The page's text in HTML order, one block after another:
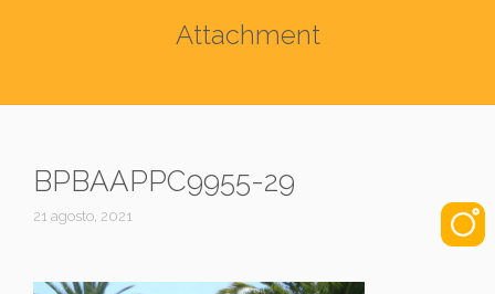
Attachment
BPBAAPPC9955-29
21 agosto, 2021